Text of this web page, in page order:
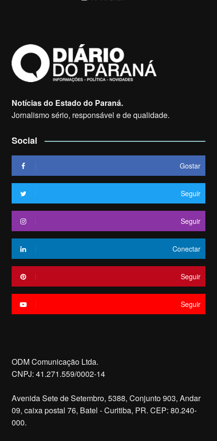
Notícias do Estado do Paraná.
Jornalismo sério, responsável e de qualidade.
Social
Gostar
Seguir
Seguir
Conectar
Seguir
Seguir
ODM Comunicação Ltda.
CNPJ: 41.271.559/0002-14
Avenida Sete de Setembro, 5388, Conjunto 903, Andar
09, caixa postal 76, Batel - Curitiba, PR. CEP: 80.240-
000.